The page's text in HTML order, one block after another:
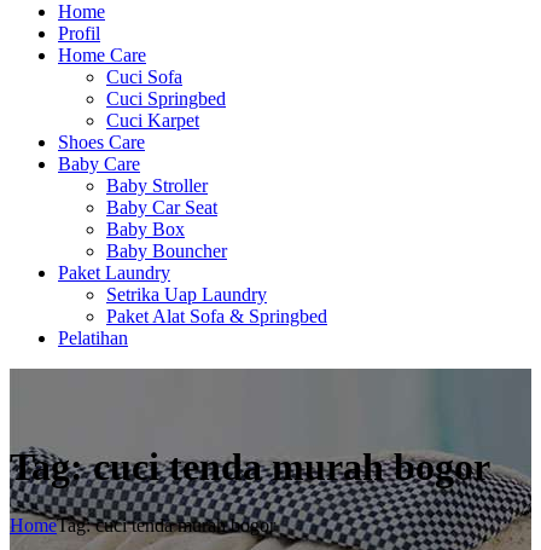
Home
Profil
Home Care
Cuci Sofa
Cuci Springbed
Cuci Karpet
Shoes Care
Baby Care
Baby Stroller
Baby Car Seat
Baby Box
Baby Bouncher
Paket Laundry
Setrika Uap Laundry
Paket Alat Sofa & Springbed
Pelatihan
Tag: cuci tenda murah bogor
HomeTag: cuci tenda murah bogor